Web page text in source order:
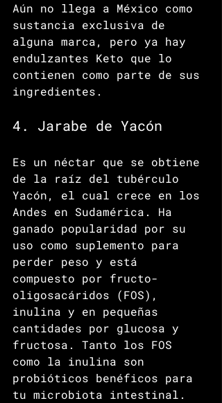
Aún no llega a México como
sustancia exclusiva de
alguna marca, pero ya hay
endulzantes Keto que lo
contienen como parte de sus
ingredientes.
4. Jarabe de Yacón
Es un néctar que se obtiene
de la raíz del tubérculo
Yacón, el cual crece en los
Andes en Sudamérica. Ha
ganado popularidad por su
uso como suplemento para
perder peso y está
compuesto por fructo-
oligosacáridos (FOS),
inulina y en pequeñas
cantidades por glucosa y
fructosa. Tanto los FOS
como la inulina son
probióticos benéficos para
tu microbiota intestinal.